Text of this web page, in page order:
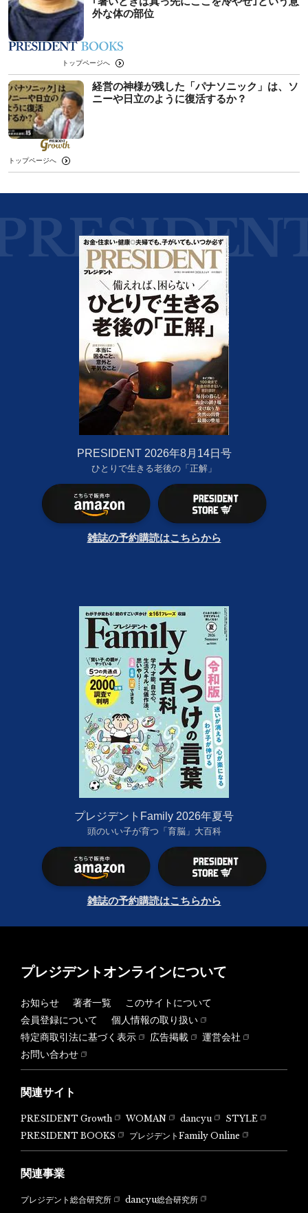
外な体の部位
トップページへ
経営の神様が残した「パナソニック」は、ソ
ニーや日立のように復活するか？
トップページへ
PRESIDENT 2026年8月14日号
ひとりで生きる老後の「正解」
雑誌の予約購読はこちらから
プレジデントFamily 2026年夏号
頭のいい子が育つ「育脳」大百科
雑誌の予約購読はこちらから
プレジデントオンラインについて
お知らせ 著者一覧
このサイトについて
会員登録について
個人情報の取り扱い
特定商取引法に基づく表示
広告掲載
運営会社
お問い合わせ
関連サイト
PRESIDENT Growth WOMAN dancyu
STYLE
PRESIDENT BOOKS
プレジデントFamily Online
関連事業
プレジデント総合研究所 dancyu総合研究所